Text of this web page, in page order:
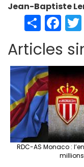
Jean-Baptiste
S
h
ar
e
Fa
ce
b
o
o
k
Articles
RDC-AS Monaco :